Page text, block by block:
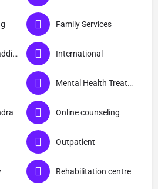
Family Services
HIV cased drug addicts International
Mental Health Treatment
Online counseling
Outpatient
Rehabilitation centre